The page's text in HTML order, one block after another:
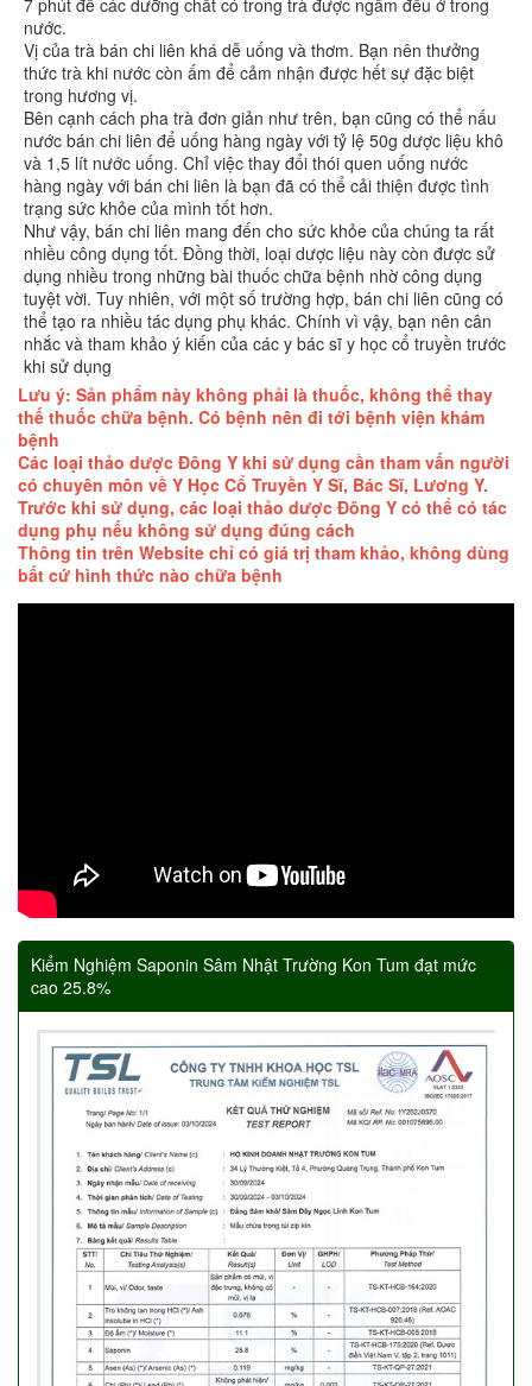
nước.
Vị của trà bán chi liên khá dễ uống và thơm. Bạn nên thưởng
thức trà khi nước còn ấm để cảm nhận được hết sự đặc biệt
trong hương vị.
Bên cạnh cách pha trà đơn giản như trên, bạn cũng có thể nấu
nước bán chi liên để uống hàng ngày với tỷ lệ 50g dược liệu khô
và 1,5 lít nước uống. Chỉ việc thay đổi thói quen uống nước
hàng ngày với bán chi liên là bạn đã có thể cải thiện được tình
trạng sức khỏe của mình tốt hơn.
Như vậy, bán chi liên mang đến cho sức khỏe của chúng ta rất
nhiều công dụng tốt. Đồng thời, loại dược liệu này còn được sử
dụng nhiều trong những bài thuốc chữa bệnh nhờ công dụng
tuyệt vời. Tuy nhiên, với một số trường hợp, bán chi liên cũng có
thể tạo ra nhiều tác dụng phụ khác. Chính vì vậy, bạn nên cân
nhắc và tham khảo ý kiến của các y bác sĩ y học cổ truyền trước
khi sử dụng
Lưu ý: Sản phẩm này không phải là thuốc, không thể thay
thế thuốc chữa bệnh. Có bệnh nên đi tới bệnh viện khám
bệnh
Các loại thảo dược Đông Y khi sử dụng cần tham vấn người
có chuyên môn về Y Học Cổ Truyền Y Sĩ, Bác Sĩ, Lương Y.
Trước khi sử dụng, các loại thảo dược Đông Y có thể có tác
dụng phụ nếu không sử dụng đúng cách
Thông tin trên Website chỉ có giá trị tham khảo, không dùng
bất cứ hình thức nào chữa bệnh
Kiểm Nghiệm Saponin Sâm Nhật Trường Kon Tum đạt mức
cao 25.8%